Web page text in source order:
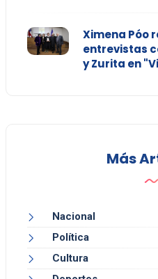
Ximena Póo
entrevistas
y Zurita en
Más
Nacional
Política
Cultura